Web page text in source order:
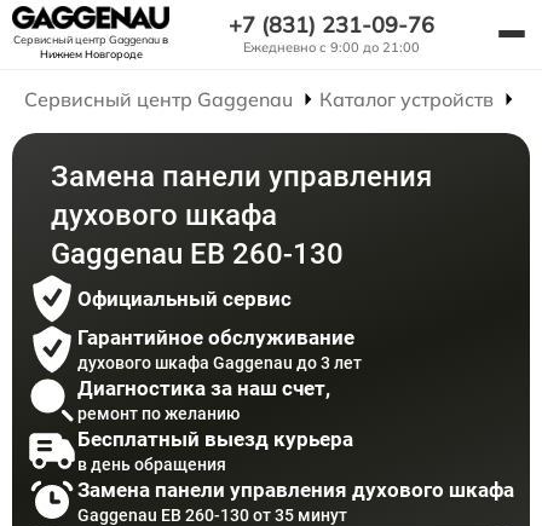
Сервисный центр Gaggenauв
Нижнем Новгороде
+7 (831) 231-09-76
Ежедневно с 9:00 до 21:00
Сервисный центр Gaggenau Каталог устройств
Замена панели управления
духового шкафа
Gaggenau EB 260-130
Официальный сервис
Гарантийное обслуживание
духового шкафа Gaggenau до 3 лет
Диагностика за наш счет,
ремонт по желанию
Бесплатный выезд курьера
в день обращения
Замена панели управления духового шкафа
Gaggenau EB 260-130 от 35 минут